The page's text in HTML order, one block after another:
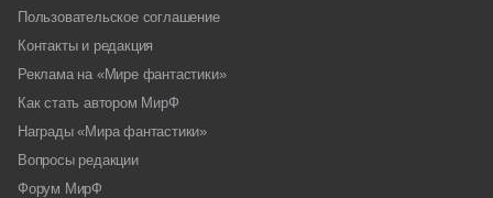
Пользовательское соглашение
Контакты и редакция
Реклама на «Мире фантастики»
Как стать автором МирФ
Награды «Мира фантастики»
Вопросы редакции
Форум МирФ